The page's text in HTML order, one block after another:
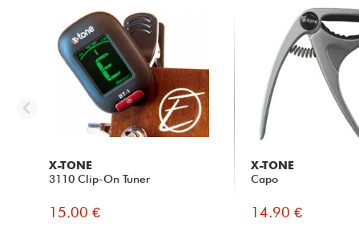
X-TONE
3110 Clip-On Tuner
15.00 €
X-TONE
Capo
14.90 €